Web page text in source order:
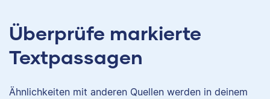
Überprüfe markierte
Textpassagen
Ähnlichkeiten mit anderen Quellen werden in deinem